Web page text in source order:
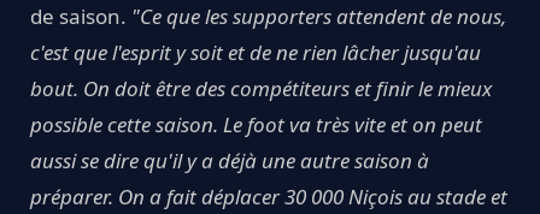
de saison. "Ce que les supporters attendent de nous,
c'est que l'esprit y soit et de ne rien lâcher jusqu'au
bout. On doit être des compétiteurs et finir le mieux
possible cette saison. Le foot va très vite et on peut
aussi se dire qu'il y a déjà une autre saison à
préparer. On a fait déplacer 30 000 Niçois au stade et